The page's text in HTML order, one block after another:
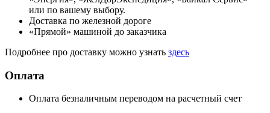
или по вашему выбору.
Доставка по железной дороге
«Прямой» машиной до заказчика
Подробнее про доставку можно узнать здесь
Оплата
Оплата безналичным переводом на расчетный счет